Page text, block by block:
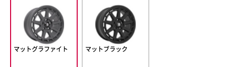
マットグラファイト マットブラック